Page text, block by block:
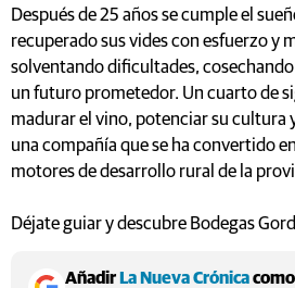
Después de 25 años se cumple el
recuperado sus vides con esfuerzo y
solventando dificultades,
un futuro prometedor. Un cuarto de
madurar el vino, potenciar su cultura
una compañía que se ha convertido
motores de desarrollo rural de la
Déjate guiar y descubre Bodegas
AñadirLa Nueva Crónica